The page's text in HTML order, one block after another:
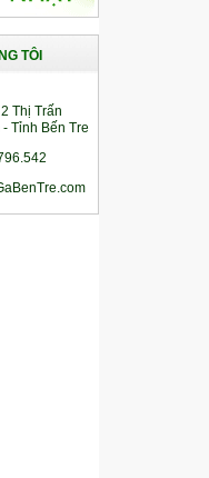
TÔI
Thị Trấn
Tỉnh Bến Tre